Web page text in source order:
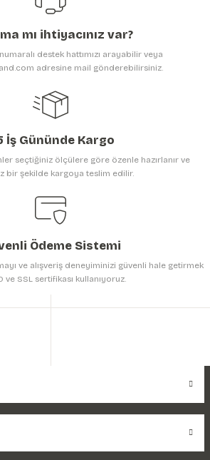
bulunuyor.
Gönder
mı ihtiyacınız var?
destek hattımızı arayabilir veya
adresine mail gönderebilirsiniz.
İş Gününde Kargo
seçtiğiniz ölçülere göre özenle hazırlanır ve
bir şekilde kargoya teslim edilir.
Ödeme Sistemi
ve alışveriş deneyiminizi güvenli hale getirmek
ve SSL sertifikası kullanıyoruz.